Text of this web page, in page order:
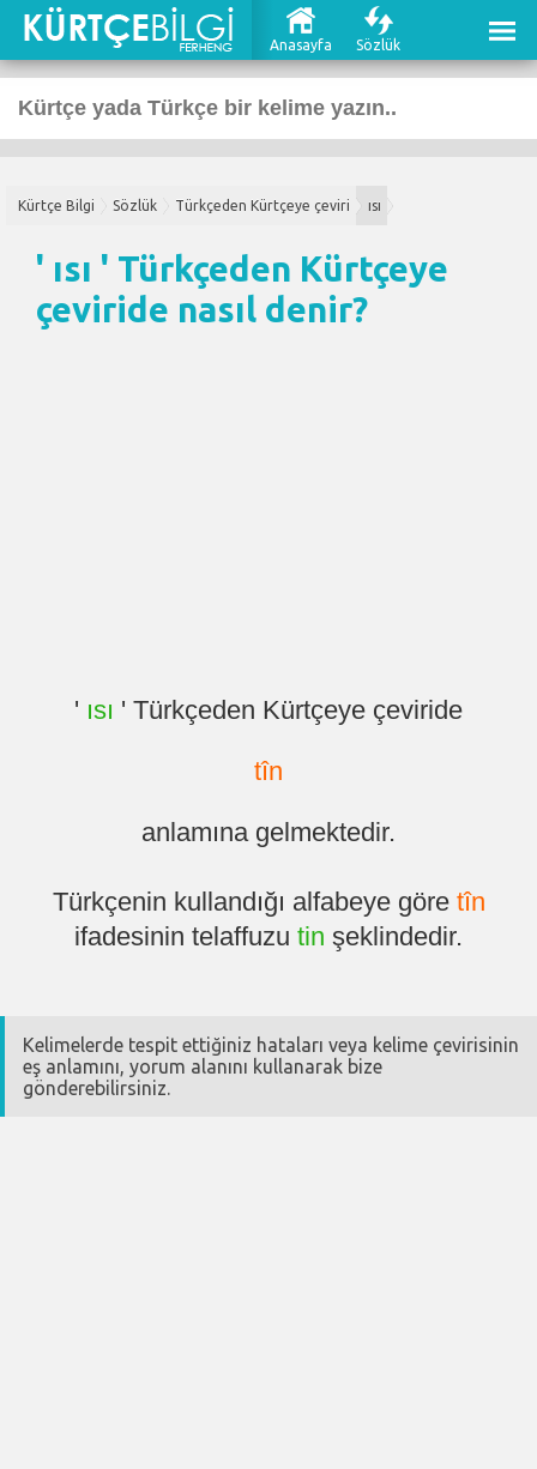
Anasayfa Sözlük
Kürtçe Bilgi Sözlük Türkçeden Kürtçeye çeviri ısı
' ısı ' Türkçeden Kürtçeye
çeviride nasıl denir?
' ısı ' Türkçeden Kürtçeye çeviride
tîn
anlamına gelmektedir.
Türkçenin kullandığı alfabeye göre tîn
ifadesinin telaffuzu tin şeklindedir.
Kelimelerde tespit ettiğiniz hataları veya kelime çevirisinin
eş anlamını, yorum alanını kullanarak bize
gönderebilirsiniz.